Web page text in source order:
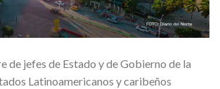
de jefes de Estado y de Gobierno de la
Latinoamericanos y caribeños